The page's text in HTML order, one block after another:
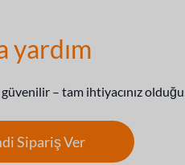
yardım
güvenilir – tam ihtiyacınız
Sipariş Ver